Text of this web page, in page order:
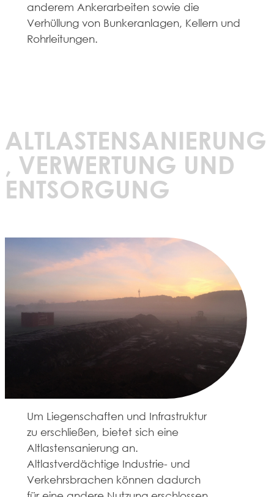
anderem Ankerarbeiten sowie die
Verhüllung von Bunkeranlagen, Kellern und
Rohrleitungen.
ALTLASTENSANIERUNG
, VERWERTUNG UND
ENTSORGUNG
Um Liegenschaften und Infrastruktur
zu erschließen, bietet sich eine
Altlastensanierung an.
Altlastverdächtige Industrie- und
Verkehrsbrachen können dadurch